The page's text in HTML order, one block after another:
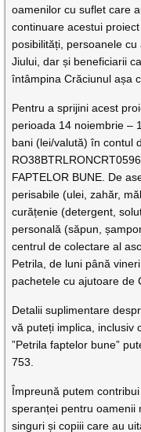
oamenilor cu suflet care
continuare acestui
posibilități, persoanele
Jiului, dar și beneficiarii
întâmpina Crăciunul așa
Pentru a sprijini acest
perioada 14 noiembrie –
bani (lei/valută) în contul
FAPTELOR BUNE. De
perisabile (ulei, zahăr,
curățenie (detergent,
personală (săpun,
centrul de colectare al
Petrila, de luni până
pachetele cu ajutoare de
Detalii suplimentare
vă puteți implica, inclusiv
”Petrila faptelor bune”
753.
Împreună putem
speranței pentru oamenii
singuri și copiii care au